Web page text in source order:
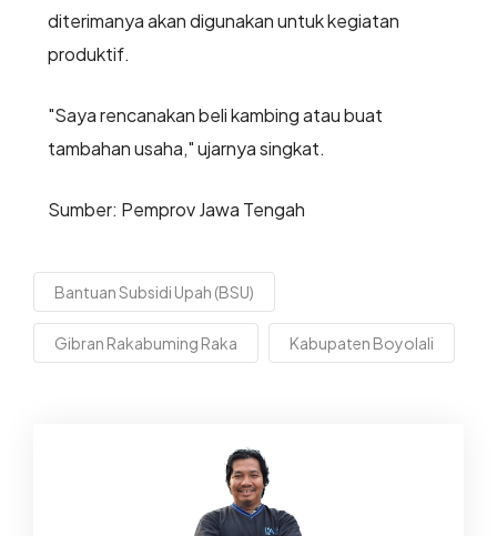
diterimanya akan digunakan untuk kegiatan
produktif.
"Saya rencanakan beli kambing atau buat
tambahan usaha," ujarnya singkat.
Sumber: Pemprov Jawa Tengah
Bantuan Subsidi Upah (BSU)
Gibran Rakabuming Raka Kabupaten Boyolali